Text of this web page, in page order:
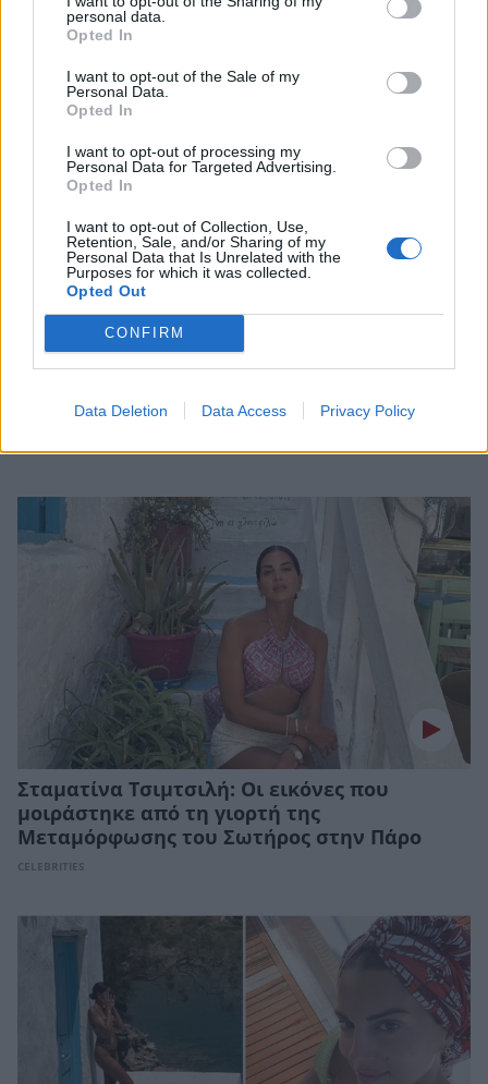
personal data.
Opted In
I want to opt-out of the Sale of my
Personal Data.
Opted In
I want to opt-out of processing my
Personal Data for Targeted Advertising.
Opted In
I want to opt-out of Collection, Use,
Retention, Sale, and/or Sharing of my
Personal Data that Is Unrelated with the
Purposes for which it was collected.
Opted Out
CONFIRM
Data Deletion Data Access Privacy Policy
Διαβάστε επίσης:Σταματίνα Τσιμτσιλή για Σία
Κοσιώνη: «Eίναι φανερά ενοχλημένη. Δεν είναι
κομψό να γίνεσαι έρμαιο διαρροών μετά από 20
χρόνια»
ΣΧΕΤΙΚΑ ΑΡΘΡΑ
Σταματίνα Τσιμτσιλή: Οι εικόνες που
μοιράστηκε από τη γιορτή της
Μεταμόρφωσης του Σωτήρος στην Πάρο
CELEBRITIES